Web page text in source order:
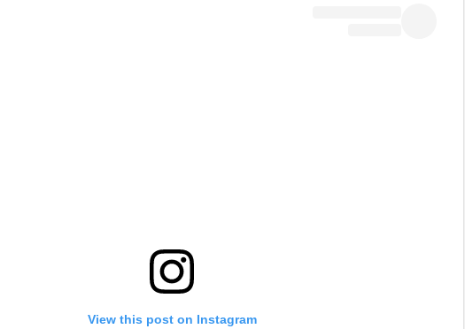
View this post on Instagram